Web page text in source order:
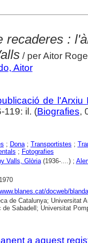
recaderes :
/ per Aitor
Aitor
de l'Arxiu
119: il. (Biografies,
; Dona; Transportistes ;
; Fotografies
Valls, Glòria(1936-....) ;
docweb/
de Catalunya; Universitat
de Sabadell; Universitat
a aquest